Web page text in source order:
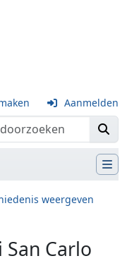
Aanmelden
weergeven
Carlo